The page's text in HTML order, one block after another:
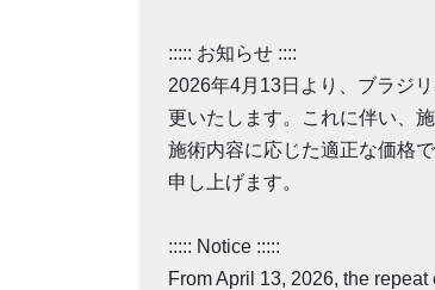
::::: お知らせ ::::
2026年4月13日より、ブラジ
更いたします。これに伴い、
施術内容に応じた適正な価格
申し上げます。
::::: Notice :::::
From April 13, 2026, the